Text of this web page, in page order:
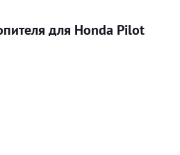
для Honda Pilot